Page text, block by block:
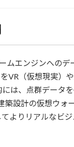
ムエンジンへのデ
VR（仮想現実）
は、点群データ
設計の仮想ウォ
よりリアルなビ